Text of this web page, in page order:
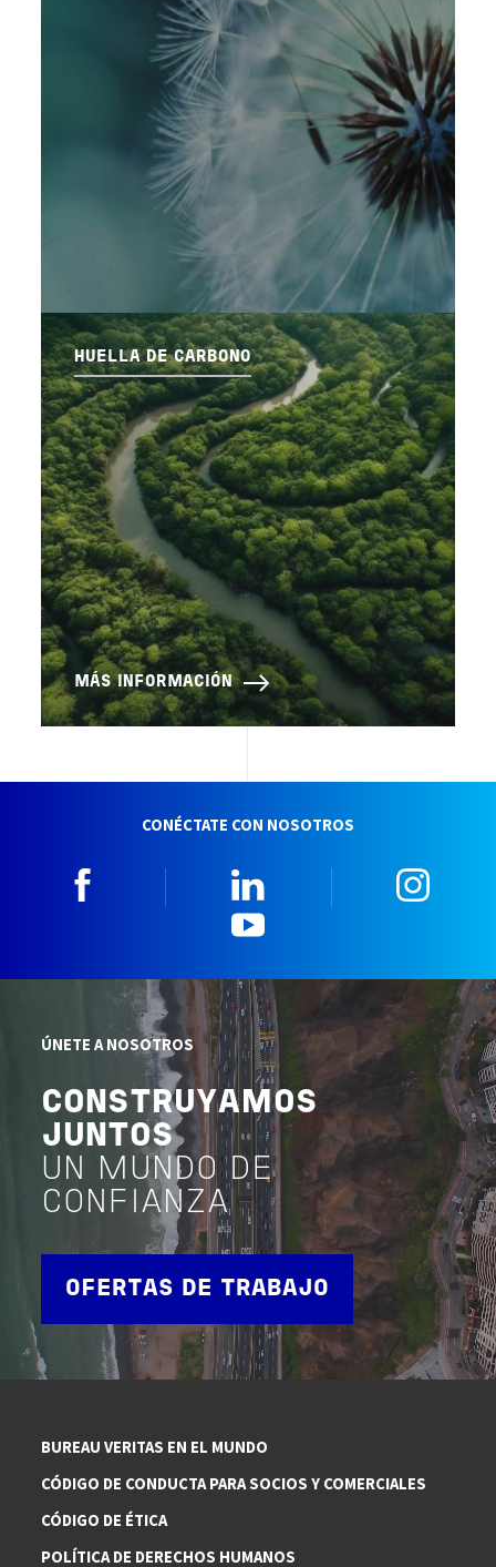
HUELLA DE CARBONO
MÁS INFORMACIÓN
CONÉCTATE CON NOSOTROS
ÚNETE A NOSOTROS
CONSTRUYAMOS
JUNTOS
UN MUNDO DE
CONFIANZA
OFERTAS DE TRABAJO
BUREAU VERITAS EN EL MUNDO
CÓDIGO DE CONDUCTA PARA SOCIOS Y COMERCIALES
CÓDIGO DE ÉTICA
POLÍTICA DE DERECHOS HUMANOS